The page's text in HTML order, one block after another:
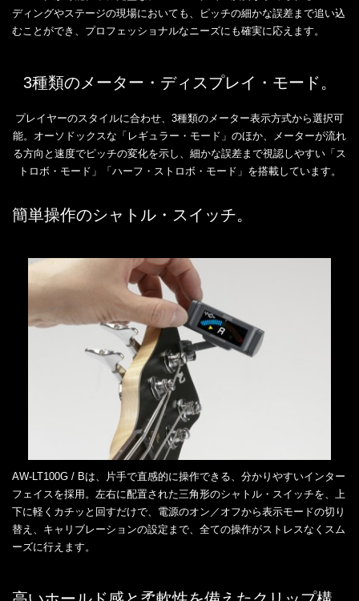
ディングやステージの現場においても、ピッチの細かな誤差まで追い込
むことができ、プロフェッショナルなニーズにも確実に応えます。
3種類のメーター・ディスプレイ・モード。
プレイヤーのスタイルに合わせ、3種類のメーター表示方式から選択可
能。オーソドックスな「レギュラー・モード」のほか、メーターが流れ
る方向と速度でピッチの変化を示し、細かな誤差まで視認しやすい「ス
トロボ・モード」「ハーフ・ストロボ・モード」を搭載しています。
簡単操作のシャトル・スイッチ。
AW-LT100G / Bは、片手で直感的に操作できる、分かりやすいインター
フェイスを採用。左右に配置された三角形のシャトル・スイッチを、上
下に軽くカチッと回すだけで、電源のオン／オフから表示モードの切り
替え、キャリブレーションの設定まで、全ての操作がストレスなくスム
ーズに行えます。